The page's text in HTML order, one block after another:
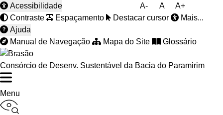
A- A A+
Acessibilidade
Contraste
Espaçamento Destacar cursor
Mais...
Ajuda
Manual de Navegação
Mapa do Site Glossário
Consórcio de Desenv. Sustentável da Bacia do Paramirim
Menu